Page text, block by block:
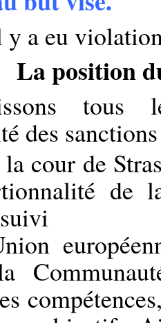
a eu
La position
des
cour de
de